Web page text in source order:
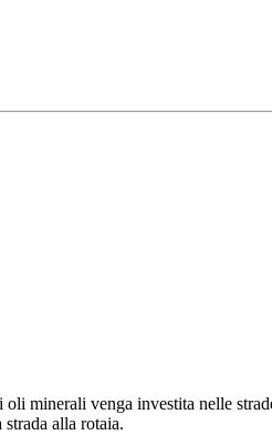
minerali venga investita nelle
alla rotaia.